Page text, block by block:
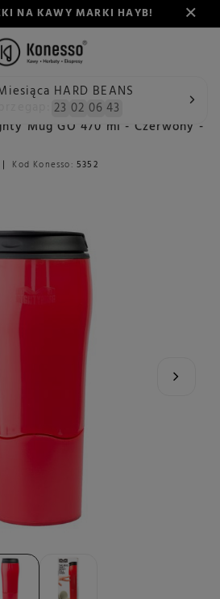
NA KAWY MARKI HAYB!
HARD BEANS
23 02 06 42
Kubek termiczny Mighty Mug GO 470 ml -
Mug GO 470 ml - Czerwony -
Kod Konesso: 5352